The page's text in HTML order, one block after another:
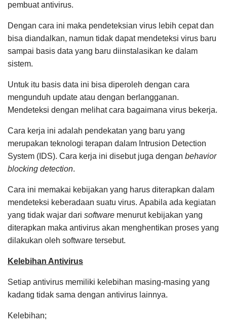
pembuat antivirus.
Dengan cara ini maka pendeteksian virus lebih cepat dan
bisa diandalkan, namun tidak dapat mendeteksi virus baru
sampai basis data yang baru diinstalasikan ke dalam
sistem.
Untuk itu basis data ini bisa diperoleh dengan cara
mengunduh update atau dengan berlangganan.
Mendeteksi dengan melihat cara bagaimana virus bekerja.
Cara kerja ini adalah pendekatan yang baru yang
merupakan teknologi terapan dalam Intrusion Detection
System (IDS). Cara kerja ini disebut juga dengan behavior
blocking detection.
Cara ini memakai kebijakan yang harus diterapkan dalam
mendeteksi keberadaan suatu virus. Apabila ada kegiatan
yang tidak wajar dari software menurut kebijakan yang
diterapkan maka antivirus akan menghentikan proses yang
dilakukan oleh software tersebut.
Kelebihan Antivirus
Setiap antivirus memiliki kelebihan masing-masing yang
kadang tidak sama dengan antivirus lainnya.
Kelebihan;